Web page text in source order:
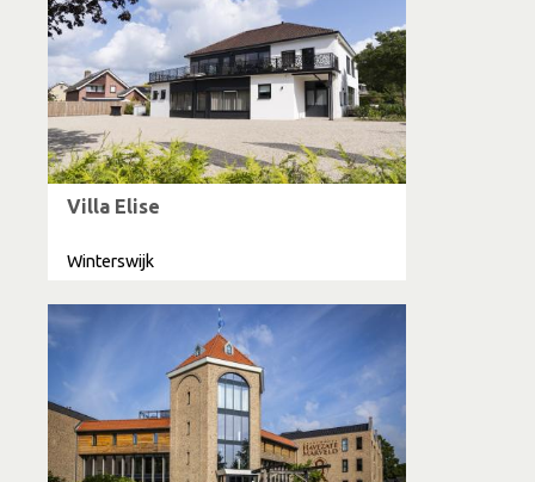
Villa Elise
Winterswijk